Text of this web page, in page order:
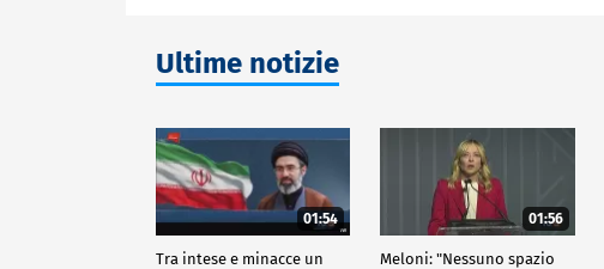
Ultime notizie
01:54
Tra intese e minacce un
01:56
Meloni: "Nessuno spazio